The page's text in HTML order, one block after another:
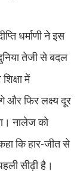
धर्माणी ने इस
तेजी से बदल
में
और फिर लक्ष्य दूर
नालेज को
कि हार-जीत से
सीढ़ी है।